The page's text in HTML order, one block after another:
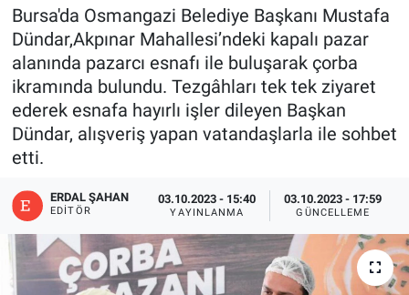
Bursa'da Osmangazi Belediye Başkanı Mustafa
Dündar,Akpınar Mahallesi’ndeki kapalı pazar
alanında pazarcı esnafı ile buluşarak çorba
ikramında bulundu. Tezgâhları tek tek ziyaret
ederek esnafa hayırlı işler dileyen Başkan
Dündar, alışveriş yapan vatandaşlarla ile sohbet
etti.
ERDAL ŞAHAN
EDITÖR
03.10.2023 - 15:40
YAYINLANMA
03.10.2023 - 17:59
GÜNCELLEME